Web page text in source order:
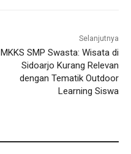
Selanjutnya
MKKS SMP Swasta: Wisata di
Sidoarjo Kurang Relevan
dengan Tematik Outdoor
Learning Siswa